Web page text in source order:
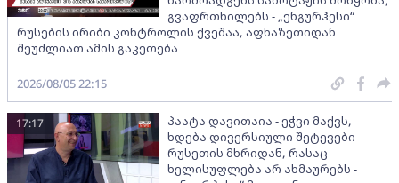
გვაფრთხილებს - „ენგურჰესი“
რუსების ირიბი კონტროლის ქვეშაა, აფხაზეთიდან
შეუძლიათ ამის გაკეთება
2026/08/05 22:15
პაატა დავითაია - ეჭვი მაქვს,
ხდება დივერსიული შეტევები
რუსეთის მხრიდან, რასაც
ხელისუფლება არ ახმაურებს -
17:17